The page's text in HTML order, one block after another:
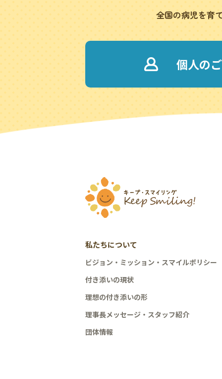
全国の病児を育
個人の
私たちについて
ビジョン・ミッション・スマイルポリシー
付き添いの現状
理想の付き添いの形
理事長メッセージ・スタッフ紹介
団体情報